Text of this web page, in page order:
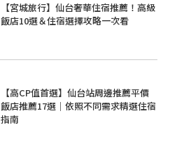
【宮城旅行】仙台奢華住宿推薦！高級
飯店10選＆住宿選擇攻略一次看
【高CP值首選】仙台站周邊推薦平價
飯店推薦17選｜依照不同需求精選住宿
指南